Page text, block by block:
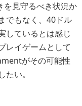
を見守るべき状況か
でもなく、40ドル
しているとは感じ
レイゲームとして
がその可能性
い。